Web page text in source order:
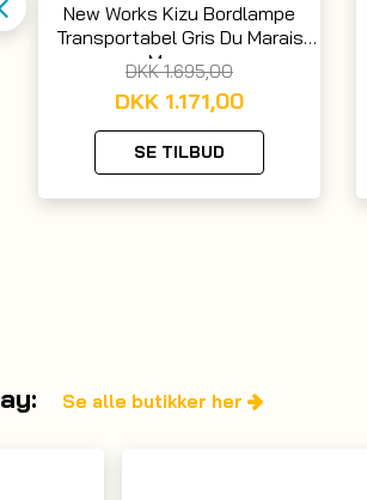
New Works Kizu Bordlampe
Transportabel Gris Du Marais
Marmor
DKK1.695,00
DKK 1.171,00
SE TILBUD
Se alle butikker her